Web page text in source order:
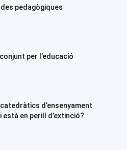
pedagògiques
per l’educació
d’ensenyament
està en perill d’extinció?